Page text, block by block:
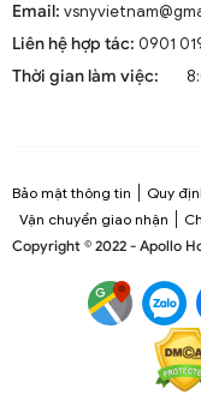
Email:
Liên hệ hợp tác: 0901
Thời gian làm việc:
Bảo mật thông tin
Quy
Vận chuyển giao nhận
Copyright © 2022 - Apollo